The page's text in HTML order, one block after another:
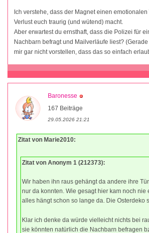
Ich verstehe, dass der Magnet einen
Verlust euch traurig (und wütend) macht.
Aber erwartest du ernsthaft, dass die Polizei für
Nachbarn befragt und Mailverläufe liest?
mir gar nicht vorstellen, dass das so einfach
Baronesse
167 Beiträge
29.05.2026 21:21
Zitat von Marie2010:
Zitat von Anonym 1 (212373):
Wir haben ihn raus gehängt da andere ihre
nur da konnten. Wie gesagt hier kam noch nie
alles hängt schon so lange da. Die Osterdeko
Klar ich denke da würde vielleicht nichts bei
sie könnten natürlich die Nachbarn befragen